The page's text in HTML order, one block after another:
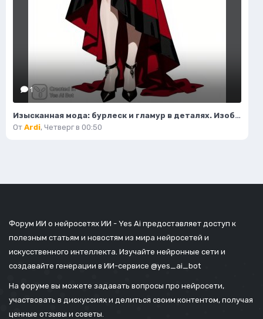
1
Изысканная мода: бурлеск и гламур в деталях. Изображение из нейронной сети Flux.1
От Ardi, Четверг в 00:50
Форум ИИ о нейросетях ИИ - Yes Ai предоставляет доступ к
полезным статьям и новостям из мира нейросетей и
искусственного интеллекта. Изучайте нейронные сети и
создавайте генерации в ИИ-сервисе @yes_ai_bot
На форуме вы можете задавать вопросы про нейросети,
участвовать в дискуссиях и делиться своим контентом, получая
ценные отзывы и советы.